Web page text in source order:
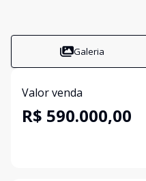
Galeria
Valor venda
R$ 590.000,00